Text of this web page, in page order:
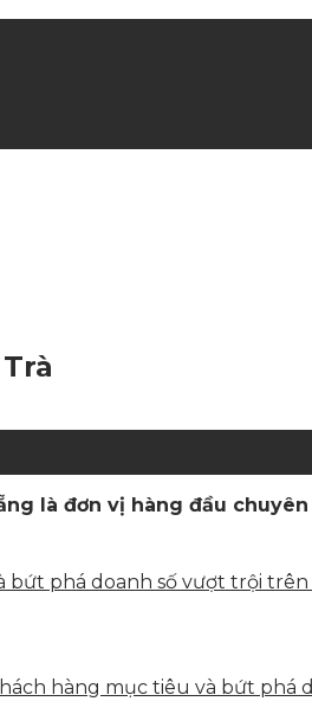
phá doanh số vượt trội
hàng mục tiêu và bứt phá
là đơn vị hàng đầu